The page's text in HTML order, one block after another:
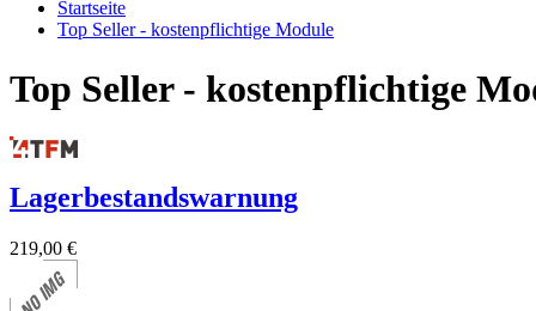
Startseite
Top Seller - kostenpflichtige Module
Top Seller - kostenpflichtige
Lagerbestandswarnung
219,00 €